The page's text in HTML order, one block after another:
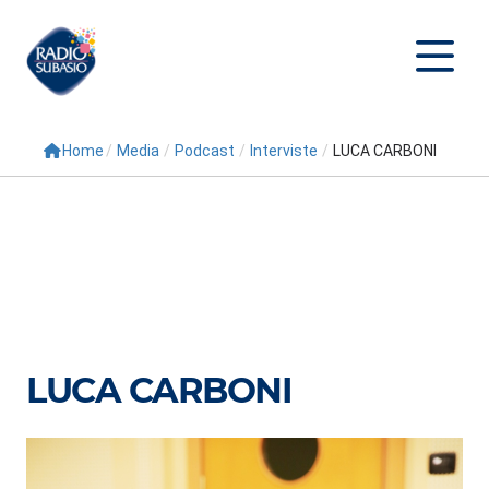
Cerca
Conduttori
Home / Media / Podcast / Interviste / LUCA CARBONI
LUCA CARBONI